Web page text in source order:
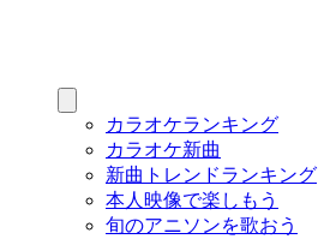
カラオケランキング
カラオケ新曲
新曲トレンドランキング
本人映像で楽しもう
旬のアニソンを歌おう